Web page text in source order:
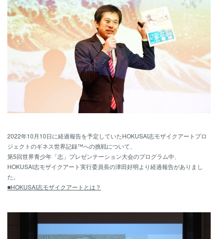
2022年10月10日に経過報告を予定していたHOKUSAI志モザイクアートプロ
ジェクトのギネス世界記録™への挑戦について、
第5回世界青少年「志」プレゼンテーション大会のプログラム中、
HOKUSAI志モザイクアート実行委員長の津田好明より経過報告がありまし
た。
■HOKUSAI志モザイクアートとは？